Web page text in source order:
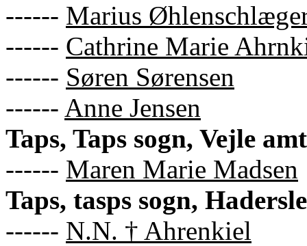
------ Marius
------ Cathrine Marie
------ Søren Sørensen
------ Anne Jensen
Taps, Taps sogn, Vejle
------ Maren Marie Madsen
Taps, tasps sogn,
------ N.N. † Ahrenkiel